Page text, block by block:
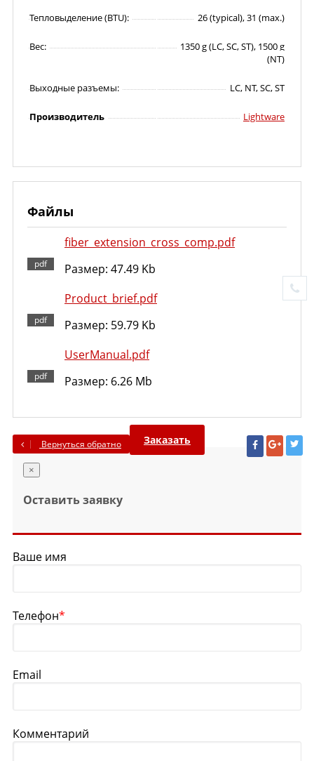
Тепловыделение (BTU): 26 (typical), 31 (max.)
Вес:
1350 g (LC, SC, ST), 1500 g
(NT)
Выходные разъемы: LC, NT, SC, ST
Производитель Lightware
Файлы
fiber_extension_cross_comp.pdf
Размер: 47.49 Kb
Product_brief.pdf
Размер: 59.79 Kb
UserManual.pdf
Размер: 6.26 Mb
Вернуться обратно Заказать
×
Оставить заявку
Ваше имя
Телефон*
Email
Комментарий